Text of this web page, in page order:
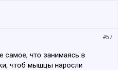
#57
самое, что занимаясь в
чтоб мышцы наросли